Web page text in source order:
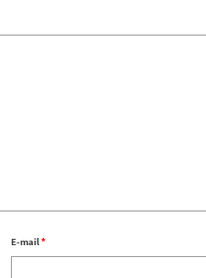
E-mail*